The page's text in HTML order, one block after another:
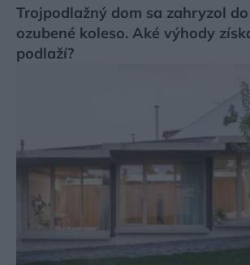
Trojpodlažný dom sa zahryzol
ozubené koleso. Aké výhody
podlaží?